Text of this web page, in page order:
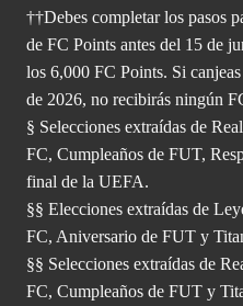
††Debes completar los pasos
de FC Points antes del 15 de
los 6,000 FC Points. Si
de 2026, no recibirás ningún
§ Selecciones extraídas de
FC, Cumpleaños de FUT,
final de la UEFA.
§§ Elecciones extraídas de
FC, Aniversario de FUT y
§§ Selecciones extraídas de
FC, Cumpleaños de FUT y